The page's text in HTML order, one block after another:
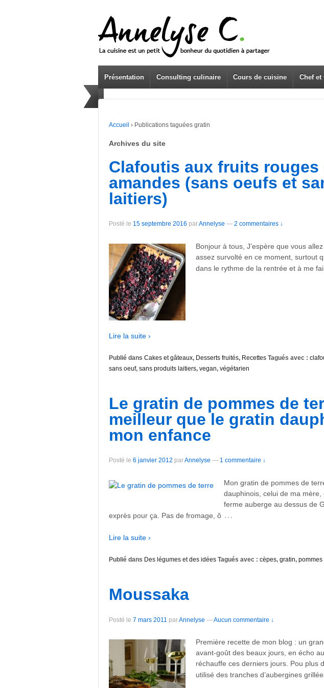
Présentation Consulting culinaire Cours de cuisine Chef
Accueil › Publications taguées gratin
Archives du site
Clafoutis aux fruits rouges
amandes (sans oeufs et
laitiers)
Posté le 15 septembre 2016 parAnnelyse — 2 commentaires ↓
Bonjour à tous, J’espère que vous
assez survolté en ce moment, surtout
dans le rythme de la rentrée et à me
Lire la suite ›
Publié dans Cakes et gâteaux, Desserts fruités, Recettes Tagués avec :
sans oeuf, sans produits laitiers, vegan, végétarien
Le gratin de pommes de
meilleur que le gratin
mon enfance
Posté le 6 janvier 2012 parAnnelyse — 1 commentaire ↓
Mon gratin de pommes de
dauphinois, celui de ma
ferme auberge au dessus de
exprès pour ça. Pas de fromage, ô …
Lire la suite ›
Publié dans Des légumes et des idées Tagués avec : cèpes, gratin, pommes
Moussaka
Posté le 7 mars 2011 parAnnelyse —Aucun commentaire ↓
Première recette de mon blog : un
avant-goût des beaux jours, en écho
réchauffe ces derniers jours. Pou plus
utilisé des tranches d’aubergines